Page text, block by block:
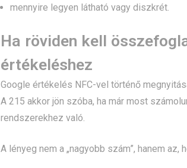
mennyire legyen látható vagy diszkrét.
Ha röviden kell
értékeléshez
Google értékelés NFC-vel történő
A 215 akkor jön szóba, ha már most
rendszerekhez való.
A lényeg nem a „nagyobb szám”, hanem az,